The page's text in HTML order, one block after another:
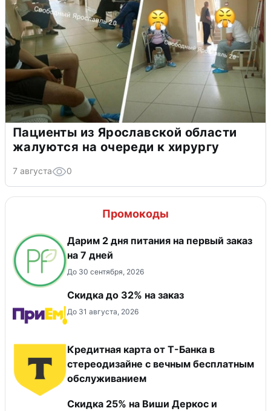
Пациенты из Ярославской области
жалуются на очереди к хирургу
7 августа 0
Промокоды
Дарим 2 дня питания на первый заказ
на 7 дней
До 30 сентября, 2026
Скидка до 32% на заказ
До 31 августа, 2026
Кредитная карта от Т-Банка в
стереодизайне с вечным бесплатным
обслуживанием
Скидка 25% на Виши Деркос и